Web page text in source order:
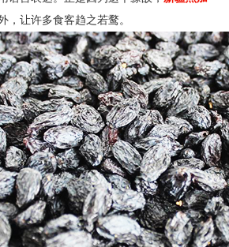
，让许多食客趋之若鹜。